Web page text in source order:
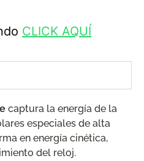
CLICK AQUÍ
captura la energía de la
especiales de alta
en energía cinética,
del reloj.